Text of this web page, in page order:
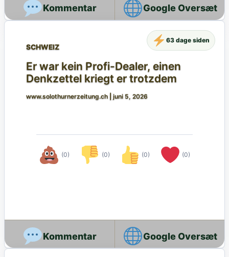
Google Oversæt
SCHWEIZ
Er war kein Profi-Dealer, einen
Denkzettel kriegt er trotzdem
www.solothurnerzeitung.ch juni 5, 2026
(0) (0) (0) (0)
63 dage siden
Google Oversæt